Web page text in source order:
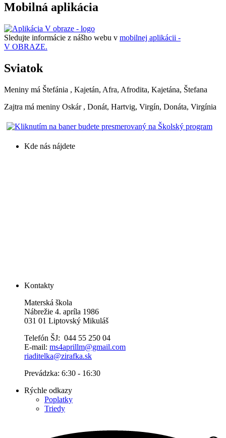
Mobilná aplikácia
Sledujte informácie z nášho webu v mobilnej aplikácii -
V OBRAZE.
Sviatok
Meniny má Štefánia , Kajetán, Afra, Afrodita, Kajetána, Štefana
Zajtra má meniny Oskár , Donát, Hartvig, Virgín, Donáta, Virgínia
Kde nás nájdete
Kontakty
Materská škola
Nábrežie 4. apríla 1986
031 01 Liptovský Mikuláš
Telefón ŠJ: 044 55 250 04
E-mail: ms4aprillm@gmail.com
riaditelka@zirafka.sk
Prevádzka: 6:30 - 16:30
Rýchle odkazy
Poplatky
Triedy